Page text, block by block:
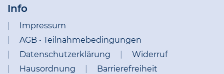
Info
Impressum
AGB • Teilnahmebedingungen
Datenschutzerklärung
Widerruf
Hausordnung
Barrierefreiheit